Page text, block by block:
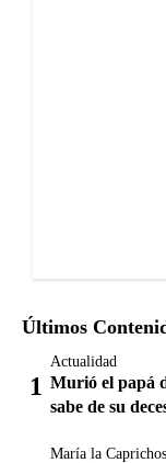
Últimos
Actualidad
Murió el papá
sabe de su
María la